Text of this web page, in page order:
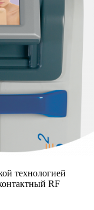
технологией
RF